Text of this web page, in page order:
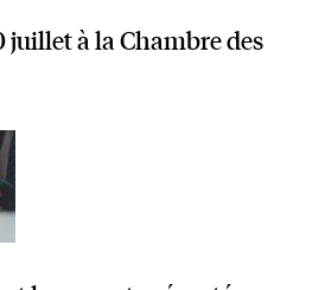
juillet à la Chambre des